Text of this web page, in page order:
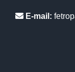
E-mail: